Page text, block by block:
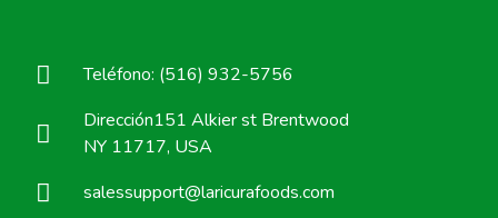
Teléfono: (516) 932-5756
Dirección151 Alkier st Brentwood
NY 11717, USA
salessupport@laricurafoods.com